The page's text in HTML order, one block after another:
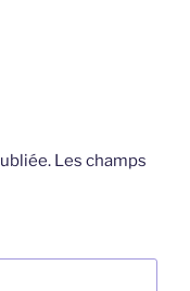
Les champs